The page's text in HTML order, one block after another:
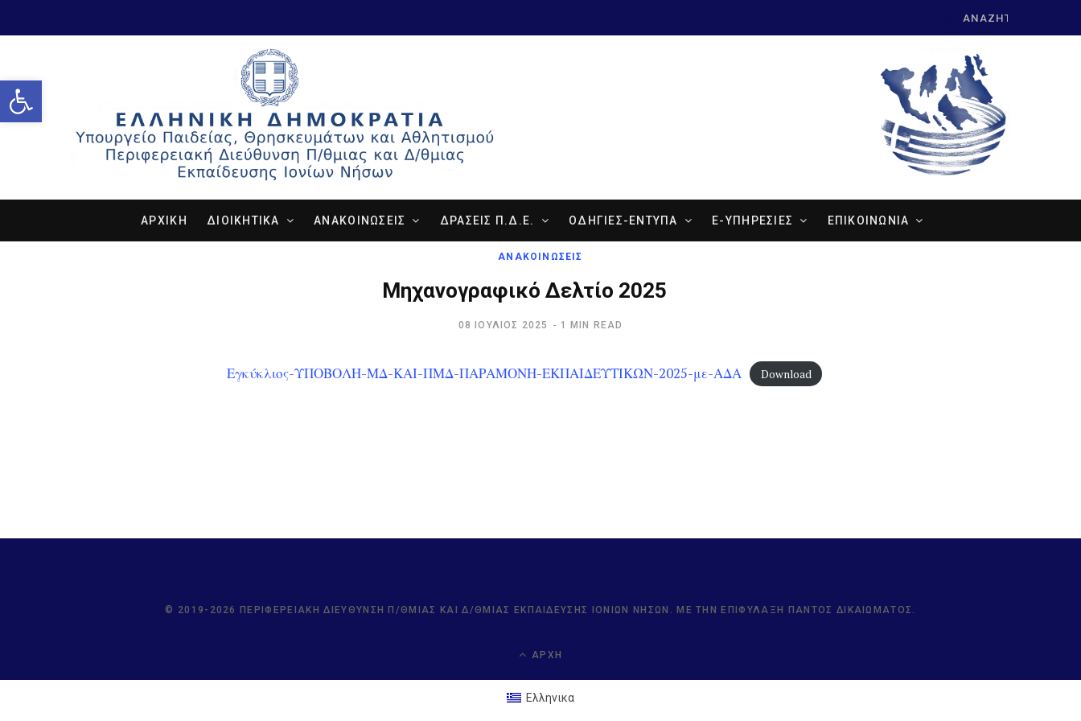
Open toolbar
Search
ΑΡΧΙΚΗ ΔΙΟΙΚΗΤΙΚΑ ΑΝΑΚΟΙΝΩΣΕΙΣ ΔΡΑΣΕΙΣ Π.Δ.Ε. ΟΔΗΓΙΕΣ-ΕΝΤΥΠΑ E-ΥΠΗΡΕΣΙΕΣ ΕΠΙΚΟΙΝΩΝΙΑ
ΑΝΑΚΟΙΝΩΣΕΙΣ
Μηχανογραφικό Δελτίο 2025
08 ΙΟΎΛΙΟΣ 2025 1 MIN READ
Εγκύκλιος-ΥΠΟΒΟΛΗ-ΜΔ-ΚΑΙ-ΠΜΔ-ΠΑΡΑΜΟΝΗ-ΕΚΠΑΙΔΕΥΤΙΚΩΝ-2025-με-ΑΔΑ Download
© 2019-2026 ΠΕΡΙΦΕΡΕΙΑΚΉ ΔΙΕΎΘΥΝΣΗ Π/ΘΜΙΑΣ ΚΑΙ Δ/ΘΜΙΑΣ ΕΚΠΑΊΔΕΥΣΗΣ ΙΟΝΊΩΝ ΝΉΣΩΝ. ΜΕ ΤΗΝ ΕΠΙΦΎΛΑΞΗ ΠΑΝΤΌΣ ΔΙΚΑΙΏΜΑΤΟΣ.
ΑΡΧΉ
Ελληνικα